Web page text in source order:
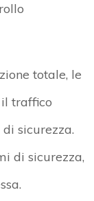
totale, le
traffico
sicurezza.
di sicurezza,